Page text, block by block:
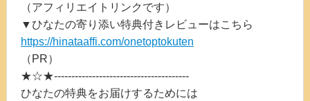
（アフィリエイトリンクです）
▼ひなたの寄り添い特典付きレビューはこちら
https://hinataaffi.com/onetoptokuten
（PR）
★☆★---------------------------------------
ひなたの特典をお届けするためには